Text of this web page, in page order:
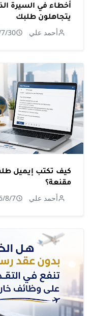
أخطاء في السيرة
يتجاهلون طلبك
أحمد علي 30
كيف تكتب إيميل
مقنعة؟
أحمد علي 8/7